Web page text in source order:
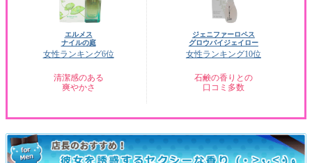
エルメス
ナイルの庭
女性ランキング6位
清潔感のある
爽やかさ
ジェニファーロペス
グロウバイジェイロー
女性ランキング10位
石鹸の香りとの
口コミ多数